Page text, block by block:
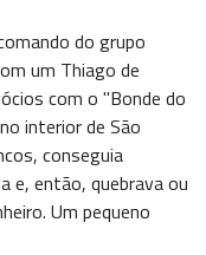
do grupo
um Thiago de
com o "Bonde do
interior de São
conseguia
e, então, quebrava ou
Um pequeno